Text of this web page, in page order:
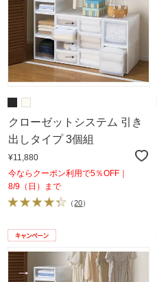
クローゼットシステム 引き
出しタイプ 3個組
¥11,880
今ならクーポン利用で5％OFF｜
8/9（日）まで
（20）